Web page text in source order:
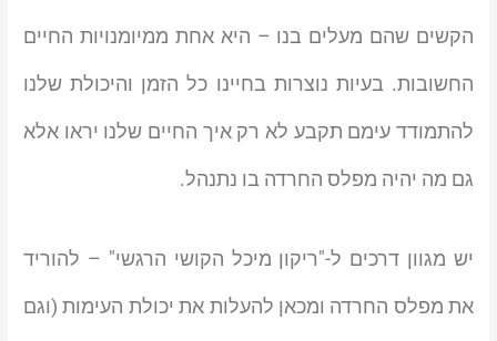
הקשים שהם מעלים בנו – היא אחת ממיומנויות החיים
החשובות. בעיות נוצרות בחיינו כל הזמן והיכולת שלנו
להתמודד עימם תקבע לא רק איך החיים שלנו יראו אלא
גם מה יהיה מפלס החרדה בו נתנהל.
יש מגוון דרכים ל-"ריקון מיכל הקושי הרגשי" – להוריד
את מפלס החרדה ומכאן להעלות את יכולת העימות (וגם